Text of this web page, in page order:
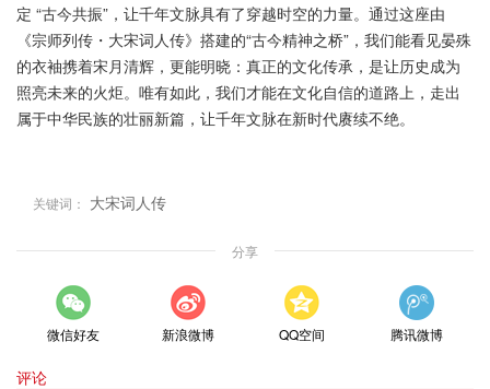
定 “古今共振”，让千年文脉具有了穿越时空的力量。通过这座由
《宗师列传・大宋词人传》搭建的“古今精神之桥”，我们能看见晏殊
的衣袖携着宋月清辉，更能明晓：真正的文化传承，是让历史成为
照亮未来的火炬。唯有如此，我们才能在文化自信的道路上，走出
属于中华民族的壮丽新篇，让千年文脉在新时代赓续不绝。
关键词： 大宋词人传
分享
微信好友 新浪微博 QQ空间 腾讯微博
评论